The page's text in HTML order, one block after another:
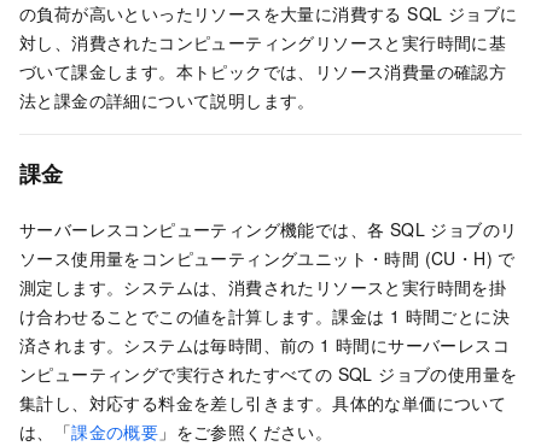
の負荷が高いといったリソースを大量に消費する SQL ジョブに
対し、消費されたコンピューティングリソースと実行時間に基
づいて課金します。本トピックでは、リソース消費量の確認方
法と課金の詳細について説明します。
課金
サーバーレスコンピューティング機能では、各 SQL ジョブのリ
ソース使用量をコンピューティングユニット・時間 (CU・H) で
測定します。システムは、消費されたリソースと実行時間を掛
け合わせることでこの値を計算します。課金は 1 時間ごとに決
済されます。システムは毎時間、前の 1 時間にサーバーレスコ
ンピューティングで実行されたすべての SQL ジョブの使用量を
集計し、対応する料金を差し引きます。具体的な単価について
は、「課金の概要 」をご参照ください。